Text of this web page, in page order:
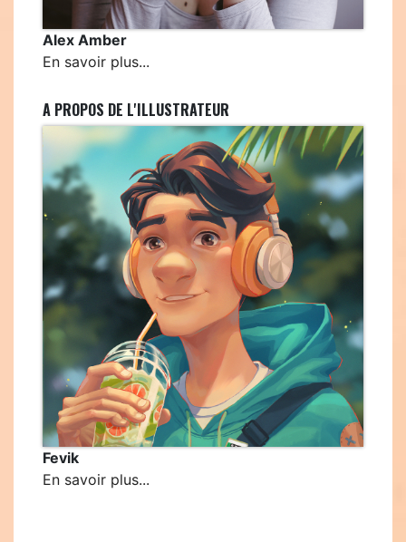
Alex Amber
En savoir plus...
A PROPOS DE L'ILLUSTRATEUR
Fevik
En savoir plus...